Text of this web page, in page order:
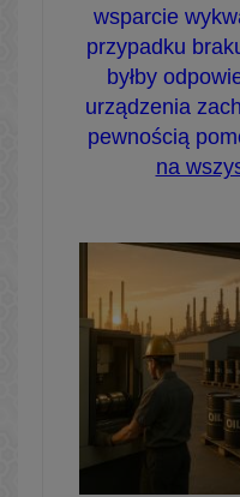
wsparcie
przypadku
byłby
urządzenia
pewnością
na